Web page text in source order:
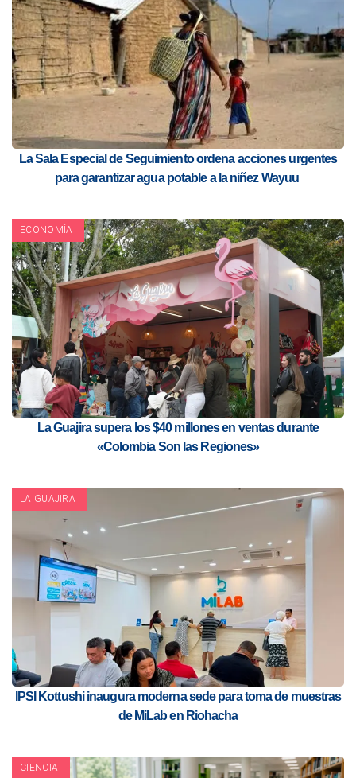
La Sala Especial de Seguimiento ordena acciones urgentes
para garantizar agua potable a la niñez Wayuu
ECONOMÍA
La Guajira supera los $40 millones en ventas durante
«Colombia Son las Regiones»
LA GUAJIRA
IPSI Kottushi inaugura moderna sede para toma de muestras
de MiLab en Riohacha
CIENCIA